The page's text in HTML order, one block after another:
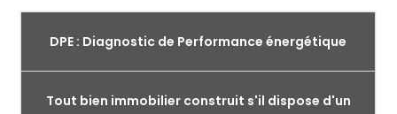
DPE : Diagnostic de Performance énergétique
Tout bien immobilier construit s'il dispose d'un